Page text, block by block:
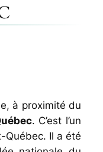
à proximité du
. C’est l’un
Québec. Il a été